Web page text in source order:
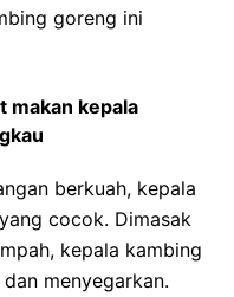
goreng ini
makan kepala
berkuah, kepala
cocok. Dimasak
kepala kambing
menyegarkan.